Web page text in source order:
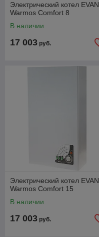
Электрический котел EVAN
Warmos Comfort 8
В наличии
17 003 руб.
Электрический котел EVAN
Warmos Comfort 15
В наличии
17 003 руб.